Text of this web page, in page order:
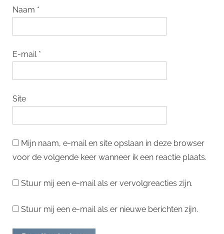
Naam *
E-mail *
Site
Mijn naam, e-mail en site opslaan in deze browser
voor de volgende keer wanneer ik een reactie plaats.
Stuur mij een e-mail als er vervolgreacties zijn.
Stuur mij een e-mail als er nieuwe berichten zijn.